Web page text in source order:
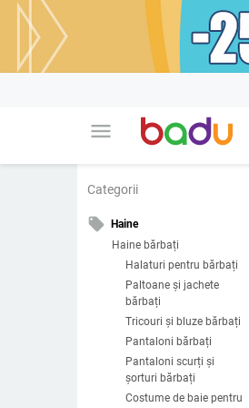
menu
Categorii
local_offer
Haine
Haine bărbați
Halaturi pentru bărbați
Paltoane și jachete
bărbați
Tricouri și bluze bărbați
Pantaloni bărbați
Pantaloni scurți și
șorturi bărbați
Costume de baie pentru